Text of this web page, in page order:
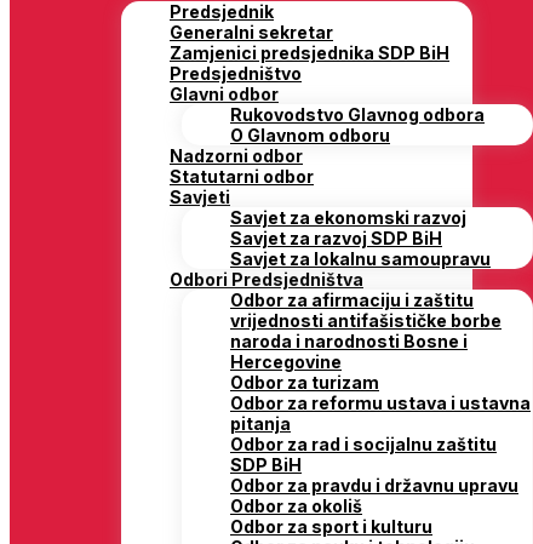
Predsjednik
Generalni sekretar
Zamjenici predsjednika SDP BiH
Predsjedništvo
Glavni odbor
Rukovodstvo Glavnog odbora
O Glavnom odboru
Nadzorni odbor
Statutarni odbor
Savjeti
Savjet za ekonomski razvoj
Savjet za razvoj SDP BiH
Savjet za lokalnu samoupravu
Odbori Predsjedništva
Odbor za afirmaciju i zaštitu
vrijednosti antifašističke borbe
naroda i narodnosti Bosne i
Hercegovine
Odbor za turizam
Odbor za reformu ustava i ustavna
pitanja
Odbor za rad i socijalnu zaštitu
SDP BiH
Odbor za pravdu i državnu upravu
Odbor za okoliš
Odbor za sport i kulturu